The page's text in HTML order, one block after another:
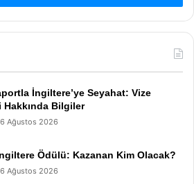
İngiltere’ye Seyahat: Vize
Bilgiler
6 Ağustos 2026
Ödülü: Kazanan Kim Olacak?
6 Ağustos 2026